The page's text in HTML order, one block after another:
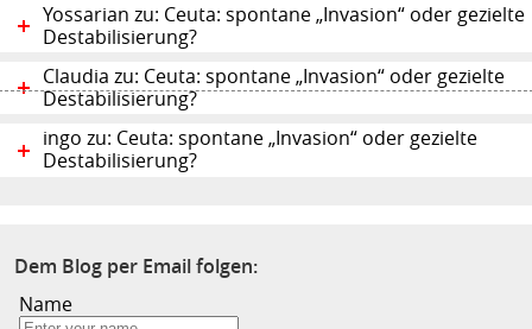
Yossarian zu: Ceuta: spontane „Invasion“ oder gezielte
Destabilisierung?
Claudia zu: Ceuta: spontane „Invasion“ oder gezielte
Destabilisierung?
ingo zu: Ceuta: spontane „Invasion“ oder gezielte
Destabilisierung?
Dem Blog per Email folgen:
Name